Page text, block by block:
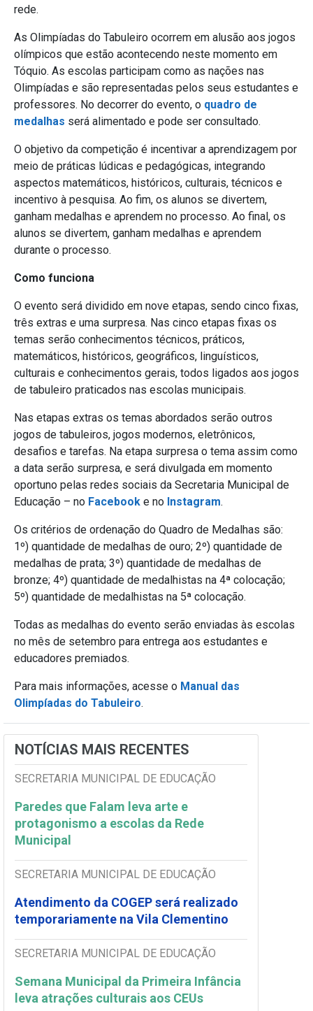
rede.
As Olimpíadas do Tabuleiro ocorrem em alusão aos jogos
olímpicos que estão acontecendo neste momento em
Tóquio. As escolas participam como as nações nas
Olimpíadas e são representadas pelos seus estudantes e
professores. No decorrer do evento, o quadro de
medalhas será alimentado e pode ser consultado.
O objetivo da competição é incentivar a aprendizagem por
meio de práticas lúdicas e pedagógicas, integrando
aspectos matemáticos, históricos, culturais, técnicos e
incentivo à pesquisa. Ao fim, os alunos se divertem,
ganham medalhas e aprendem no processo. Ao final, os
alunos se divertem, ganham medalhas e aprendem
durante o processo.
Como funciona
O evento será dividido em nove etapas, sendo cinco fixas,
três extras e uma surpresa. Nas cinco etapas fixas os
temas serão conhecimentos técnicos, práticos,
matemáticos, históricos, geográficos, linguísticos,
culturais e conhecimentos gerais, todos ligados aos jogos
de tabuleiro praticados nas escolas municipais.
Nas etapas extras os temas abordados serão outros
jogos de tabuleiros, jogos modernos, eletrônicos,
desafios e tarefas. Na etapa surpresa o tema assim como
a data serão surpresa, e será divulgada em momento
oportuno pelas redes sociais da Secretaria Municipal de
Educação – no Facebook e no Instagram.
Os critérios de ordenação do Quadro de Medalhas são:
1º) quantidade de medalhas de ouro; 2º) quantidade de
medalhas de prata; 3º) quantidade de medalhas de
bronze; 4º) quantidade de medalhistas na 4ª colocação;
5º) quantidade de medalhistas na 5ª colocação.
Todas as medalhas do evento serão enviadas às escolas
no mês de setembro para entrega aos estudantes e
educadores premiados.
Para mais informações, acesse o Manual das
Olimpíadas do Tabuleiro.
NOTÍCIAS MAIS RECENTES
SECRETARIA MUNICIPAL DE EDUCAÇÃO
Paredes que Falam leva arte e
protagonismo a escolas da Rede
Municipal
SECRETARIA MUNICIPAL DE EDUCAÇÃO
Atendimento da COGEP será realizado
temporariamente na Vila Clementino
SECRETARIA MUNICIPAL DE EDUCAÇÃO
Semana Municipal da Primeira Infância
leva atrações culturais aos CEUs